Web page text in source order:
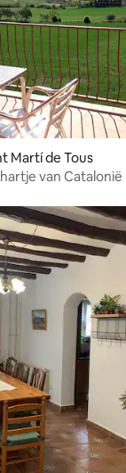
Martí de Tous
van Catalonië